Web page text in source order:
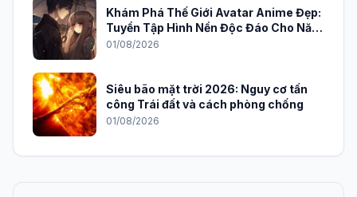
Khám Phá Thế Giới Avatar Anime Đẹp:
Tuyển Tập Hình Nền Độc Đáo Cho Năm
2026
01/08/2026
Siêu bão mặt trời 2026: Nguy cơ tấn
công Trái đất và cách phòng chống
01/08/2026